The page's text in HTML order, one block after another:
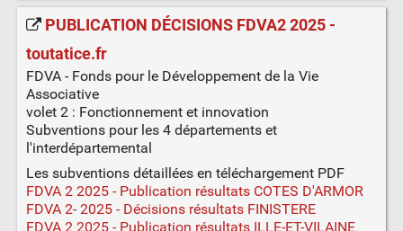
PUBLICATION DÉCISIONS FDVA2 2025 -
toutatice.fr
FDVA - Fonds pour le Développement de la Vie
Associative
volet 2 : Fonctionnement et innovation
Subventions pour les 4 départements et
l'interdépartemental
Les subventions détaillées en téléchargement PDF
FDVA 2 2025 - Publication résultats COTES D'ARMOR
FDVA 2- 2025 - Décisions résultats FINISTERE
FDVA 2 2025 - Publication résultats ILLE-ET-VILAINE